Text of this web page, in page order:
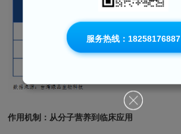
作用机制：从分子营养到临床应用
服务热线：18258176887